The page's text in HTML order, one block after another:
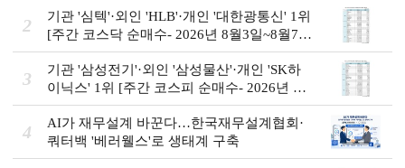
2
기관 '심텍'·외인 'HLB'·개인 '대한광통신' 1위
[주간 코스닥 순매수- 2026년 8월3일~8월7
일]
3
기관 '삼성전기'·외인 '삼성물산'·개인 'SK하
이닉스' 1위 [주간 코스피 순매수- 2026년 8
월3일~8월7일]
4
AI가 재무설계 바꾼다…한국재무설계협회·
쿼터백 '베러웰스'로 생태계 구축